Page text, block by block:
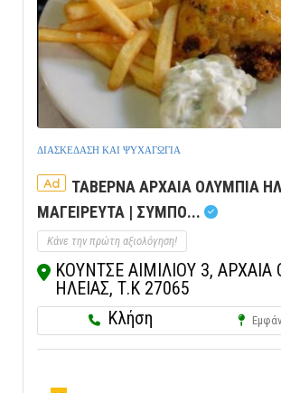
ΔΙΑΣΚΕΔΑΣΗ ΚΑΙ ΨΥΧΑΓΩΓΙΑ
Ad
ΤΑΒΕΡΝΑ ΑΡΧΑΙΑ ΟΛΥΜΠΙΑ
ΜΑΓΕΙΡΕΥΤΑ | ΣΥΜΠΟ...
Κάνε την πρώτη αξιολόγηση!
ΚΟΥΝΤΣΕ ΑΙΜΙΛΙΟΥ 3,
ΗΛΕΙΑΣ, Τ.Κ 27065
Κλήση